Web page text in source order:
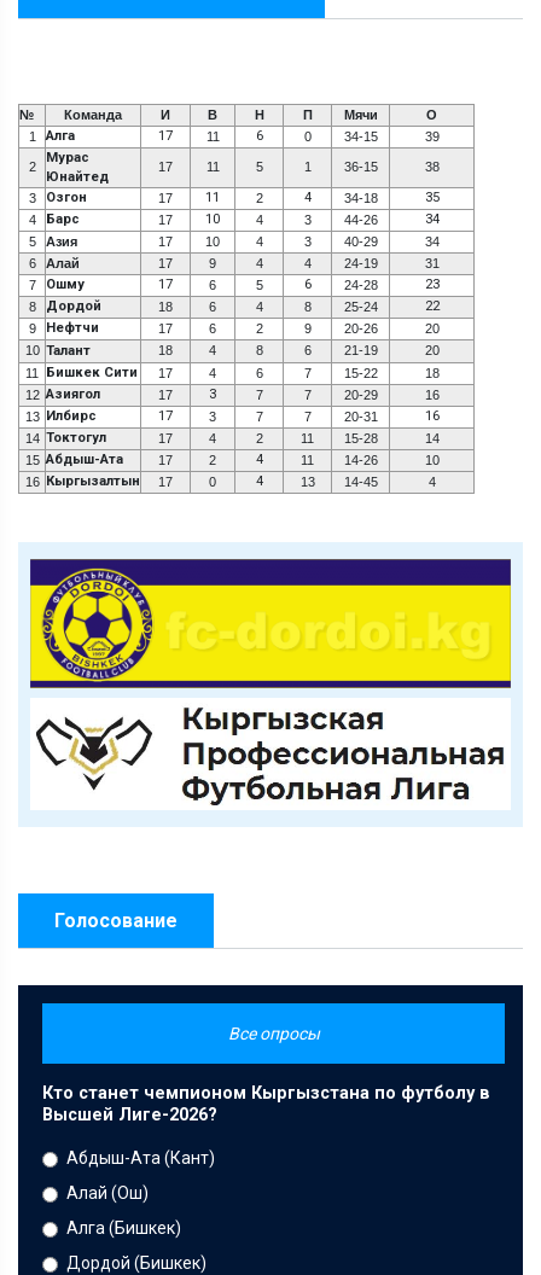
№ Команда И В Н П Мячи
О
1
Алга 17 11 6 0 34-15 39
2
Мурас
Юнайтед
17 11 5 1 36-15 38
3 Озгон 17 11 2 4 34-18 35
4 Барс 17 10 4 3 44-26 34
5 Азия 17 10 4 3 40-29
34
6
Алай 17 9 4 4 24-19
31
7
Ошму 17 6 5 6 24-28 23
8 Дордой 18 6 4 8 25-24 22
9 Нефтчи 17 6 2 9 20-26
20
10 Талант 18 4 8 6 21-19
20
11
Бишкек Сити 17 4 6 7 15-22
18
12 Азиягол 17 3 7 7 20-29
16
13 Илбирс 17 3 7 7 20-31 16
14 Токтогул 17 4 2 11 15-28
14
15 Абдыш-Ата 17 2 4 11 14-26
10
16 Кыргызалтын 17 0 4 13 14-45 4
Голосование
Все опросы
Кто станет чемпионом Кыргызстана по футболу в
Высшей Лиге-2026?
Абдыш-Ата (Кант)
Алай (Ош)
Алга (Бишкек)
Дордой (Бишкек)